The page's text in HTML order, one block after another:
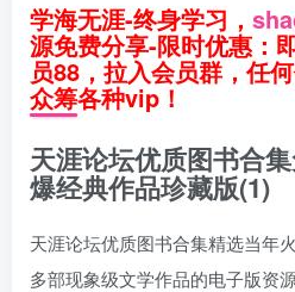
学海无涯-终身学习，
源免费分享-限时优惠：
员88，拉入会员群，任
众筹各种vip！
天涯论坛优质图书合
爆经典作品珍藏版(1)
天涯论坛优质图书合集精选当年
多部现象级文学作品的电子版资